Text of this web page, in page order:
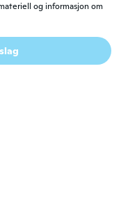
· 19
og informasjon om